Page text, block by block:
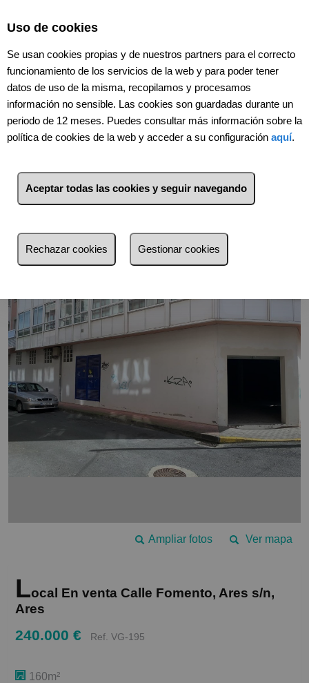
Volver
Ver mapa
Ampliar fotos
Local En venta Calle Fomento, Ares s/n,
Ares
240.000 € Ref. VG-195
160m²
Uso de cookies
Se usan cookies propias y de nuestros partners para el correcto
funcionamiento de los servicios de la web y para poder tener
datos de uso de la misma, recopilamos y procesamos
información no sensible. Las cookies son guardadas durante un
periodo de 12 meses. Puedes consultar más información sobre la
política de cookies de la web y acceder a su configuración aquí.
Aceptar todas las cookies y seguir navegando
Rechazar cookies Gestionar cookies